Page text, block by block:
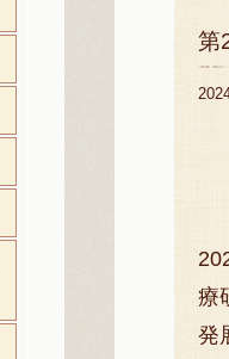
第
療
発